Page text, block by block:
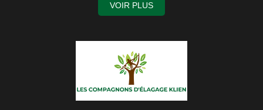
VOIR PLUS